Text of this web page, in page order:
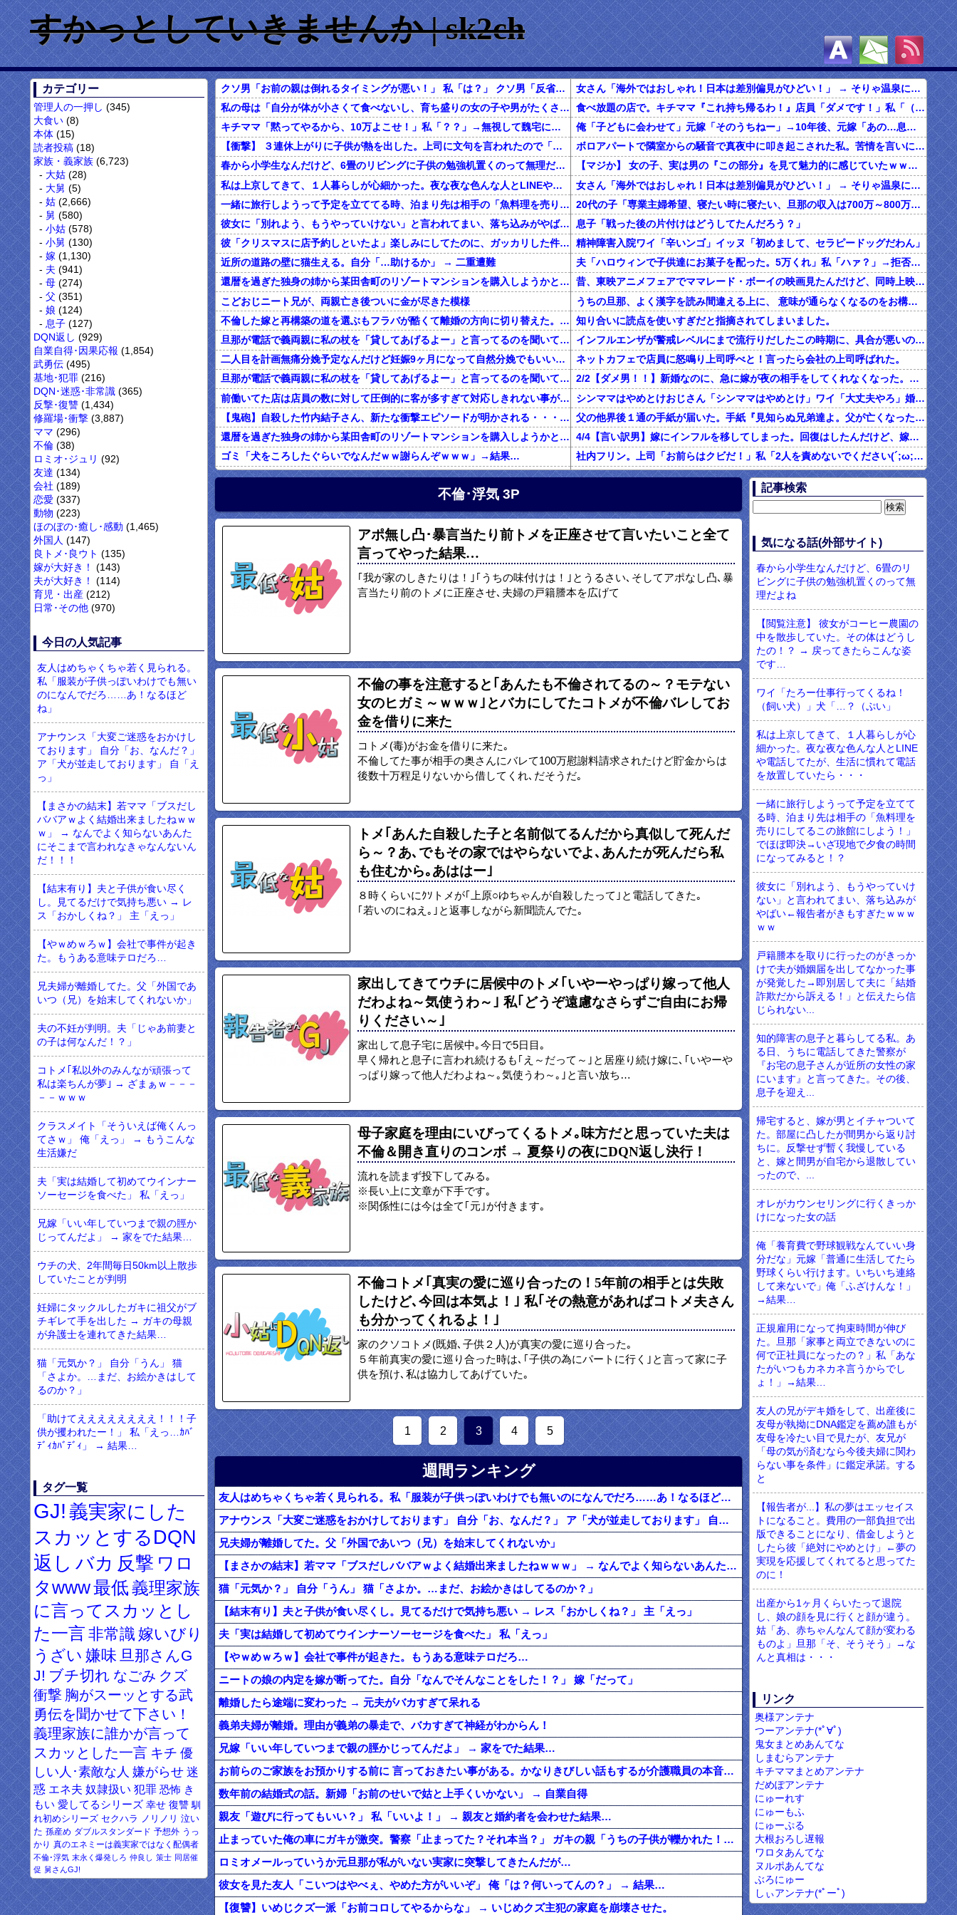
すかっとしていきませんか | sk2ch
カテゴリー
管理人の一押し (345)
大食い (8)
本体 (15)
読者投稿 (18)
家族・義家族 (6,723)
大姑(28)
大舅 (5)
姑(2,666)
舅 (580)
小姑(578)
小舅 (130)
嫁(1,130)
夫 (941)
母(274)
父 (351)
娘 (124)
息子(127)
DQN返し (929)
自業自得･因果応報 (1,854)
武勇伝 (495)
基地･犯罪 (216)
DQN･迷惑･非常識 (365)
反撃･復讐 (1,434)
修羅場･衝撃 (3,887)
ママ (296)
不倫 (38)
ロミオ･ジュリ (92)
友達 (134)
会社 (189)
恋愛 (337)
動物 (223)
ほのぼの･癒し･感動 (1,465)
外国人 (147)
良トメ･良ウト (135)
嫁が大好き！
(143)
夫が大好き！
(114)
育児・出産 (212)
日常･その他 (970)
今日の人気記事
友人はめちゃくちゃ若く見られる。
私「服装が子供っぽいわけでも無い
のになんでだろ……あ！なるほど
ね」
アナウンス「大変ご迷惑をおかけし
ております」 自分「お、なんだ？」
ア「犬が並走しております」 自「え
っ」
【まさかの結末】若ママ「ブスだし
ババアｗよく結婚出来ましたねｗｗ
ｗ」 → なんでよく知らないあんた
にそこまで言われなきゃなんないん
だ！！！
【結末有り】夫と子供が食い尽く
し。見てるだけで気持ち悪い → レ
ス「おかしくね？」 主「えっ」
【やｗめｗろｗ】会社で事件が起き
た。もうある意味テロだろ…
兄夫婦が離婚してた。父「外国であ
いつ（兄）を始末してくれないか」
夫の不妊が判明。夫「じゃあ前妻と
の子は何なんだ！？」
コトメ｢私以外のみんなが頑張って
私は楽ちんが夢｣ → ざまぁｗ－－－
－－ｗｗｗ
クラスメイト「そういえば俺くんっ
てさｗ」 俺「えっ」 → もうこんな
生活嫌だ
夫「実は結婚して初めてウインナー
ソーセージを食べた」 私「えっ」
兄嫁「いい年していつまで親の脛か
じってんだよ」 → 家をでた結果…
ウチの犬、2年間毎日50km以上散歩
していたことが判明
妊婦にタックルしたガキに祖父がブ
チギレて手を出した → ガキの母親
が弁護士を連れてきた結果…
猫「元気か？」 自分「うん」 猫
「さよか。…まだ、お絵かきはして
るのか？」
「助けてええええええええ！！！子
供が攫われたー！」 私「えっ…ｶﾊﾞ
ﾃﾞｨｶﾊﾞﾃﾞｨ」 → 結果…
タグ一覧
GJ! 義実家にした
スカッとするDQN
返し バカ 反撃 ワロ
タwww最低 義理家族
に言ってスカッとし
た一言 非常識 嫁いびり
うざい 嫌味 旦那さんG
J! ブチ切れ なごみ クズ
衝撃 胸がスーッとする武
勇伝を聞かせて下さい！
義理家族に誰かが言って
スカッとした一言 キチ 優
しい人･素敵な人 嫌がらせ 迷
惑 エネ夫 奴隷扱い 犯罪 恐怖 き
もい 愛してるシリーズ 幸せ 復讐 馴
れ初めシリーズ セクハラ ノリノリ 泣い
た 孫産め ダブルスタンダード 予想外 うっ
かり 真のエネミーは義実家ではなく配偶者
不倫･浮気 末永く爆発しろ 仲良し 策士 同居催
促 舅さんGJ!
クソ男「お前の親は倒れるタイミングが悪い！」 私「は？」 クソ男「反省すると思ったのに！反省すると思ったのに！」
私の母は「自分が体が小さくて食べないし、育ち盛りの女の子や男がたくさん食べるって知らない女」だった。
キチママ「黙ってやるから、10万よこせ！」私「？？」→無視して魏宅に逃げると着いてきた！キチ「若いイケメンとフリンふじこふじこ！」私「(固まる)」→そこにやってきたのは…
【衝撃】 ３連休上がりに子供が熱を出した。上司に文句を言われたので「退職届を出しますので受け取ってください！迷惑になりますから！」とみんなの前で提出した
春から小学生なんだけど、6畳のリビングに子供の勉強机置くのって無理だよね
私は上京してきて、１人暮らしが心細かった。夜な夜な色んな人とLINEや電話してたが、生活に慣れて電話を放置していたら・・・
一緒に旅行しようって予定を立ててる時、泊まり先は相手の「魚料理を売りにしてるこの旅館にしよう！」でほぼ即決→いざ現地で夕食の時間になってみると！？
彼女に「別れよう、もうやっていけない」と言われてまい、落ち込みがやばい←報告者がきもすぎたｗｗｗｗｗ
彼「クリスマスに店予約しといたよ」楽しみにしてたのに、ガッカリした件ｗｗｗｗｗ
近所の道路の壁に猫生える。自分「…助けるか」 → 二重遭難
還暦を過ぎた独身の姉から某田舎町のリゾートマンションを購入しようかと思うと相談された
こどおじニート兄が、両親亡き後ついに金が尽きた模様
不倫した嫁と再構築の道を選ぶもフラバが酷くて離婚の方向に切り替えた。しかし親まで召喚して抵抗する嫁を見てるうちに「俺もすればいいじゃん」という結...
旦那が電話で義両親に私の杖を「貸してあげるよー」と言ってるのを聞いてしまった
二人目を計画無痛分娩予定なんだけど妊娠9ヶ月になって自然分娩でもいいかなって思うようになってきた
旦那が電話で義両親に私の杖を「貸してあげるよー」と言ってるのを聞いてしまった
前働いてた店は店員の数に対して圧倒的に客が多すぎて対応しきれない事がしょっちゅうあった
【鬼砲】自殺した竹内結子さん、新たな衝撃エピソードが明かされる・・・これは・・・
還暦を過ぎた独身の姉から某田舎町のリゾートマンションを購入しようかと思うと相談された
ゴミ「犬をころしたぐらいでなんだｗｗ謝らんぞｗｗｗ」→結果…
オレがカウンセリングに行くきっかけになった女の話
正規雇用になって拘束時間が伸びた。旦那「家事と両立できないのに何で正社員になったの？」私「あなたがいつもカネカネ言うからでしょ！」→結果…
ハゲ上司「注がれた酒は全て飲み干せ！」新人「もう限界です」上司「いいから飲め！」私（新人を避難させよう…）→ 次の瞬間…
友人の兄がデキ婚をして、出産後に友母が執拗にDNA鑑定を薦め誰もが友母を冷たい目で見たが、友兄が「母の気が済むなら今後夫婦に関わらない事を条件」に鑑定承諾。すると
【報告者が...】私の夢はエッセイストになること。費用の一部負担で出版できることになり、借金しようとしたら彼「絶対にやめとけ」←夢の実現を応援してくれてると思ってたのに！
女さん「海外ではおしゃれ！日本は差別偏見がひどい！」 → そりゃ温泉にも入れないし破談になるやろなぁ…
食べ放題の店で。キチママ『これ持ち帰るわ！』店員「ダメです！」私「（セコママだ！）」キチ『食べ放題だし持ち帰っても一緒よ！』 → すると突然...
俺「子どもに会わせて」元嫁「そのうちねー」→10年後、元嫁「あの…息子が…」
ボロアパートで隣室からの騒音で真夜中に叩き起こされた私。苦情を言いに行くと、DQNがビクビク震えながら一言ｗｗｗ
【マジか】 女の子、実は男の『この部分』を見て魅力的に感じていたｗｗｗｗｗｗｗｗ
女さん「海外ではおしゃれ！日本は差別偏見がひどい！」 → そりゃ温泉にも入れないし破談になるやろなぁ…
20代の子「専業主婦希望、寝たい時に寝たい、旦那の収入は700万～800万ぐらい。友達とランチ、ヨガ、エステ」→結果…
息子「戦った後の片付けはどうしてたんだろう？」
精神障害入院ワイ「辛いンゴ」イッヌ「初めまして、セラピードッグだわん」
夫「ハロウィンで子供達にお菓子を配った。5万くれ」私「ハァ？」→拒否したら離婚しようと言われ...
昔、東映アニメフェアでママレード・ボーイの映画見たんだけど、同時上映がスラムダンクとドラゴンボールだったんだよな。
うちの旦那、よく漢字を読み間違える上に、 意味が通らなくなるのをお構いなしにそのまま無理やり読もうとする。
知り合いに読点を使いすぎだと指摘されてしまいました。
インフルエンザが警戒レベルにまで流行りだしたこの時期に、具合が悪いのに頑なに病院に行こうとしない同居の義姉。
ネットカフェで店員に怒鳴り上司呼べと！言ったら会社の上司呼ばれた。
2/2【ダメ男！！】新婚なのに、急に嫁が夜の相手をしてくれなくなった。その代わり口ではしてくれるんだけど…仕事もちょくちょく休んでるみたいだし。これって真っ黒？？→結果…
シンママはやめとけおじさん「シンママはやめとけ」ワイ「大丈夫やろ」婚姻届け提出⇒結果！！
父の他界後１通の手紙が届いた。手紙『見知らぬ兄弟達よ。父が亡くなったそうだが我々は二千万ほどだけ貰えたら後は遺産は一切いらない。だからくれ』 → なんと…
4/4【言い訳男】嫁にインフルを移してしまった。回復はしたんだけど、嫁「こっちは病み上がりでフラフラしてるのにあんたはTV見て。手伝う気はないわけ？」→そりゃない事もないけど
社内フリン。上司「お前らはクビだ！」私「2人を責めないでください(´;ω;｀)私さえいなければいいんです」 みんな「！？」 → 狙い通りだった・・・
私「初めて飲む味だけどなんのお茶？」彼「ちっ！」私「」
【ネット騒然】惨殺されたタワマン頂き女子のこの動画、すげえええええｗｗｗｗｗｗｗｗｗｗｗ
百年の恋12-899 食べた量を張り合ってくる
【マジかよ】現役のヤクサ"が5chに降臨 → 衝撃の暴露を開始・・・！！！
不倫･浮気 3P
アポ無し凸･暴言当たり前トメを正座させて言いたいこと全て
言ってやった結果…
｢我が家のしきたりは！｣｢うちの味付けは！｣とうるさい､そしてアポなし凸､暴
言当たり前のトメに正座させ､夫婦の戸籍謄本を広げて
不倫の事を注意すると｢あんたも不倫されてるの～？モテない
女のヒガミ～ｗｗｗ｣とバカにしてたコトメが不倫バレしてお
金を借りに来た
コトメ(毒)がお金を借りに来た｡
不倫してた事が相手の奥さんにバレて100万慰謝料請求されたけど貯金からは
後数十万程足りないから借してくれ､だそうだ｡
トメ｢あんた自殺した子と名前似てるんだから真似して死んだ
ら～？あ､でもその家ではやらないでよ､あんたが死んだら私
も住むから｡あははー｣
８時くらいにｸｿトメが｢上原○ゆちゃんが自殺したって｣と電話してきた｡
｢若いのにねえ｡｣と返事しながら新聞読んでた｡
家出してきてウチに居候中のトメ｢いやーやっぱり嫁って他人
だわよね～気使うわ～｣ 私｢どうぞ遠慮なさらずご自由にお帰
りください～｣
家出して息子宅に居候中｡今日で5日目｡
早く帰れと息子に言われ続けるも｢え～だって～｣と居座り続け嫁に､｢いやーや
っぱり嫁って他人だわよね～｡気使うわ～｡｣と言い放ち…
母子家庭を理由にいびってくるトメ｡味方だと思っていた夫は
不倫＆開き直りのコンボ → 夏祭りの夜にDQN返し決行！
流れを読まず投下してみる｡
※長い上に文章が下手です｡
※関係性には今は全て｢元｣が付きます｡
不倫コトメ｢真実の愛に巡り合ったの！5年前の相手とは失敗
したけど､今回は本気よ！｣ 私｢その熱意があればコトメ夫さん
も分かってくれるよ！｣
家のクソコトメ(既婚､子供２人)が真実の愛に巡り合った｡
５年前真実の愛に巡り合った時は､｢子供の為にパートに行く｣と言って家に子
供を預け､私は協力してあげていた｡
1 2 3 4 5
週間ランキング
友人はめちゃくちゃ若く見られる。私「服装が子供っぽいわけでも無いのになんでだろ……あ！なるほどね」
アナウンス「大変ご迷惑をおかけしております」 自分「お、なんだ？」 ア「犬が並走しております」 自「えっ」
兄夫婦が離婚してた。父「外国であいつ（兄）を始末してくれないか」
【まさかの結末】若ママ「ブスだしババアｗよく結婚出来ましたねｗｗｗ」 → なんでよく知らないあんたにそこまで言われなきゃなんないんだ！！！
猫「元気か？」 自分「うん」 猫「さよか。…まだ、お絵かきはしてるのか？」
【結末有り】夫と子供が食い尽くし。見てるだけで気持ち悪い → レス「おかしくね？」 主「えっ」
夫「実は結婚して初めてウインナーソーセージを食べた」 私「えっ」
【やｗめｗろｗ】会社で事件が起きた。もうある意味テロだろ…
ニートの娘の内定を嫁が断ってた。自分「なんでそんなことをした！？」 嫁「だって」
離婚したら途端に変わった → 元夫がバカすぎて呆れる
義弟夫婦が離婚。理由が義弟の暴走で、バカすぎて神経がわからん！
兄嫁「いい年していつまで親の脛かじってんだよ」 → 家をでた結果…
お前らのご家族をお預かりする前に 言っておきたい事がある。かなりきびしい話もするが介護職員の本音を聴いておけ。
数年前の結婚式の話。新婦「お前のせいで姑と上手くいかない」 → 自業自得
親友「遊びに行ってもいい？」 私「いいよ！」 → 親友と婚約者を会わせた結果…
止まっていた俺の車にガキが激突。警察「止まってた？それ本当？」 ガキの親「うちの子供が轢かれた！」 →
ロミオメールっていうか元旦那が私がいない実家に突撃してきたんだが…
彼女を見た友人「こいつはやべぇ、やめた方がいいぞ」 俺「は？何いってんの？」 → 結果…
【復讐】いめじクズ一派「お前コロしてやるからな」 → いじめクズ主犯の家庭を崩壊させた。
記事検索
気になる話(外部サイト)
春から小学生なんだけど、6畳のリ
ビングに子供の勉強机置くのって無
理だよね
【閲覧注意】 彼女がコーヒー農園の
中を散歩していた。その体はどうし
たの！？ → 戻ってきたらこんな姿
です…
ワイ「たろー仕事行ってくるね！
（飼い犬）」犬「…？（ぷい」
私は上京してきて、１人暮らしが心
細かった。夜な夜な色んな人とLINE
や電話してたが、生活に慣れて電話
を放置していたら・・・
一緒に旅行しようって予定を立てて
る時、泊まり先は相手の「魚料理を
売りにしてるこの旅館にしよう！」
でほぼ即決→いざ現地で夕食の時間
になってみると！？
彼女に「別れよう、もうやっていけ
ない」と言われてまい、落ち込みが
やばい←報告者がきもすぎたｗｗｗ
ｗｗ
戸籍謄本を取りに行ったのがきっか
けで夫が婚姻届を出してなかった事
が発覚した→即別居して夫に「結婚
詐欺だから訴える！」と伝えたら信
じられない...
知的障害の息子と暮らしてる私。あ
る日、うちに電話してきた警察が
『お宅の息子さんが近所の女性の家
にいます』と言ってきた。その後、
息子を迎え...
帰宅すると、嫁が男とイチャついて
た。部屋に凸したが間男から返り討
ちに。反撃せず暫く我慢している
と、嫁と間男が自宅から退散してい
ったので、...
オレがカウンセリングに行くきっか
けになった女の話
俺「養育費で野球観戦なんていい身
分だな」元嫁「普通に生活してたら
野球くらい行けます。いちいち連絡
して来ないで」俺「ふざけんな！」
→結果…
正規雇用になって拘束時間が伸び
た。旦那「家事と両立できないのに
何で正社員になったの？」私「あな
たがいつもカネカネ言うからでし
ょ！」→結果…
友人の兄がデキ婚をして、出産後に
友母が執拗にDNA鑑定を薦め誰もが
友母を冷たい目で見たが、友兄が
「母の気が済むなら今後夫婦に関わ
らない事を条件」に鑑定承諾。する
と
【報告者が...】私の夢はエッセイス
トになること。費用の一部負担で出
版できることになり、借金しようと
したら彼「絶対にやめとけ」←夢の
実現を応援してくれてると思ってた
のに！
出産から1ヶ月くらいたって退院
し、娘の顔を見に行くと顔が違う。
姑「あ、赤ちゃんなんて顔が変わる
ものよ」旦那「そ、そうそう」→な
んと真相は・・・
リンク
奥様アンテナ
つーアンテナ(*ﾟ∀ﾟ)
鬼女まとめあんてな
しまむらアンテナ
キチママまとめアンテナ
だめぽアンテナ
にゅーれす
にゅーもふ
にゅーぷる
大根おろし遅報
ワロタあんてな
ヌルポあんてな
ぶろにゅー
しぃアンテナ(*ﾟーﾟ)